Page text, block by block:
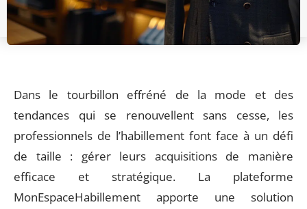
Dans le tourbillon effréné de la mode et des
tendances qui se renouvellent sans cesse, les
professionnels de l’habillement font face à un défi
de taille : gérer leurs acquisitions de manière
efficace et stratégique. La plateforme
MonEspaceHabillement apporte une solution